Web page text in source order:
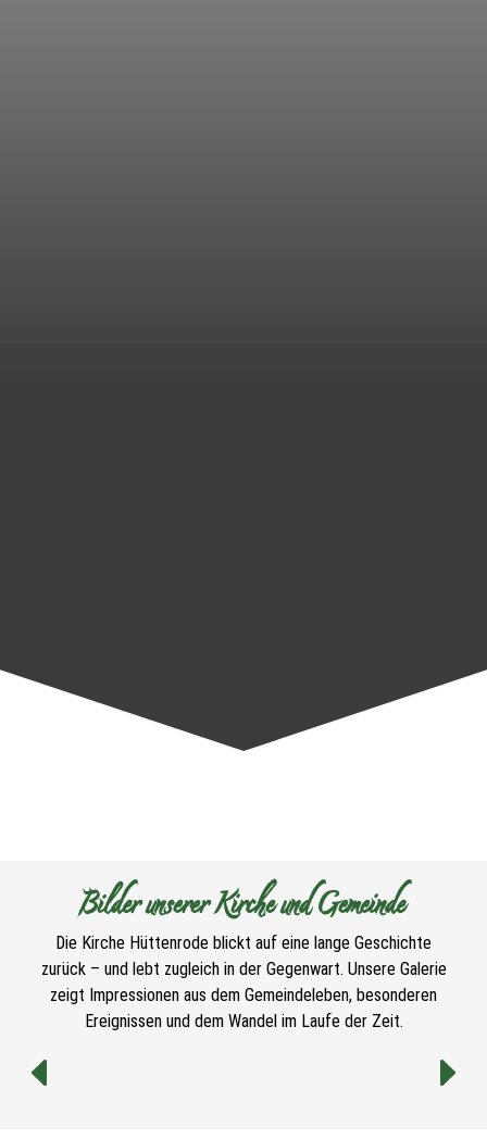
Bilder unserer Kirche und Gemeinde
Die Kirche Hüttenrode blickt auf eine lange Geschichte
zurück – und lebt zugleich in der Gegenwart. Unsere Galerie
zeigt Impressionen aus dem Gemeindeleben, besonderen
Ereignissen und dem Wandel im Laufe der Zeit.